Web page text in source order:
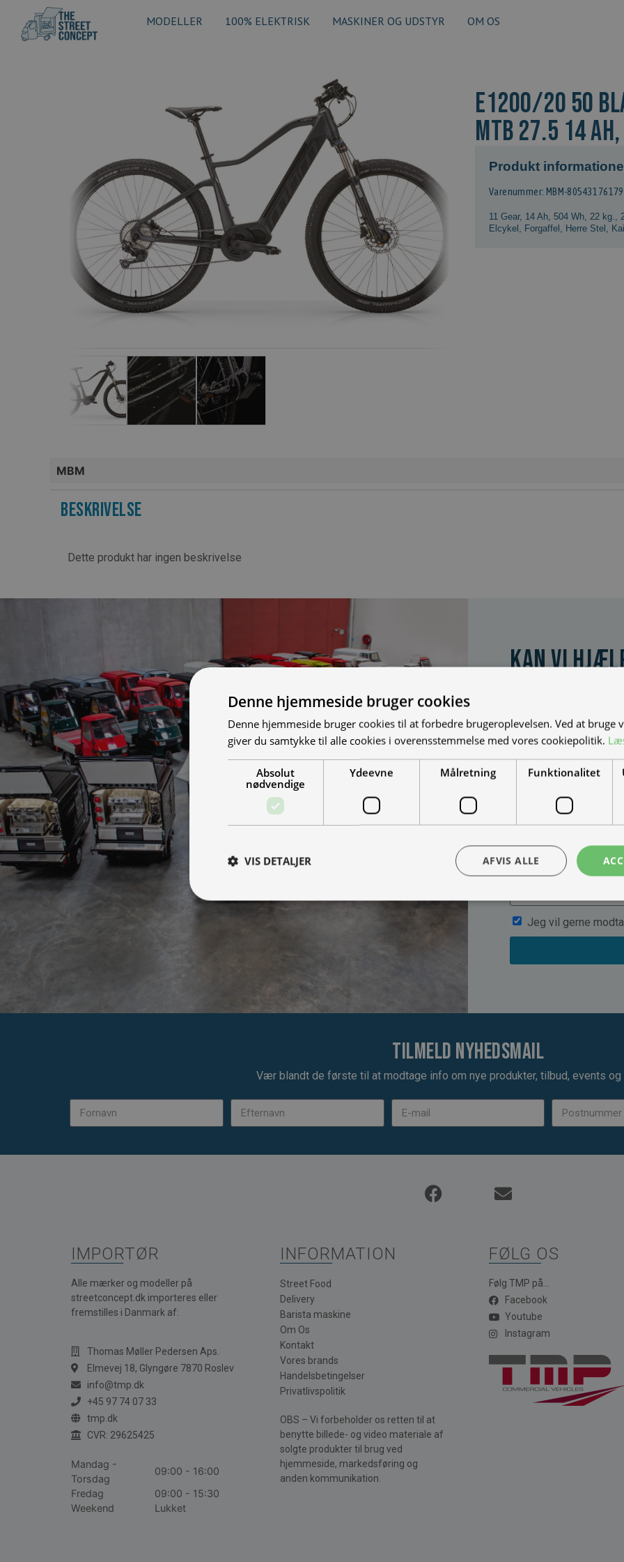
MODELLER 100% ELEKTRISK MASKINER OG UDSTYR OM OS
E1200/20 50
MTB 27.5 14
Produkt
Varenummer: MBM-
11 Gear, 14 Ah, 504 Wh 22 kg.
Elcykel
Forgaffel Herre Stel
MBM
Beskrivelse
Dette produkt har ingen beskrivelse
Kan vi
Vi bygger vognene
dine behov. Udfyld
muligheder, priser mm.
Jeg vil gerne
Tilmeld nyhedsmail
Vær blandt de første til at modtage info om nye produkter, tilbud, events og
IMPORTØR
Alle mærker og modeller på
streetconcept.dk importeres eller
fremstilles i Danmark af:
Thomas Møller Pedersen Aps.
Elmevej 18, Glyngøre 7870 Roslev
info@tmp.dk
+45 97 74 07 33
tmp.dk
CVR: 29625425
Mandag -
Torsdag
09:00 - 16:00
Fredag
09:00 - 15:30
Weekend
Lukket
INFORMATION
Street Food
Delivery
Barista maskine
Om Os
Kontakt
Vores brands
Handelsbetingelser
Privatlivspolitik
OBS – Vi forbeholder os retten til at
benytte billede- og video materiale af
solgte produkter til brug ved
hjemmeside, markedsføring og
anden kommunikation.
FØLG OS
Følg TMP på...
Facebook
Youtube
Instagram
Denne hjemmeside bruger cookies
Denne hjemmeside bruger cookies til at forbedre brugeroplevelsen. Ved at bruge
giver du samtykke til alle cookies i overensstemmelse med vores cookiepolitik.
Absolut
nødvendige
Ydeevne Målretning Funktionalitet
AFVIS ALLE
VIS DETALJER